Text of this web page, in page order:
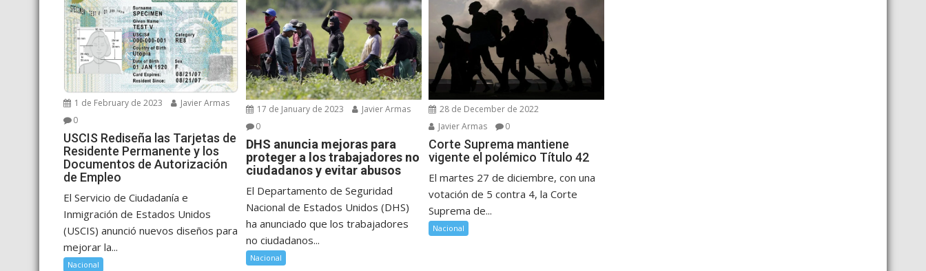
1 de February de 2023
Javier Armas
0
USCIS Rediseña las Tarjetas de
Residente Permanente y los
Documentos de Autorización
de Empleo
El Servicio de Ciudadanía e
Inmigración de Estados Unidos
(USCIS) anunció nuevos diseños para
mejorar la...
Nacional
17 de January de 2023
Javier Armas
0
DHS anuncia mejoras para
proteger a los trabajadores no
ciudadanos y evitar abusos
El Departamento de Seguridad
Nacional de Estados Unidos (DHS)
ha anunciado que los trabajadores
no ciudadanos...
Nacional
28 de December de 2022
Javier Armas
0
Corte Suprema mantiene
vigente el polémico Título 42
El martes 27 de diciembre, con una
votación de 5 contra 4, la Corte
Suprema de...
Nacional